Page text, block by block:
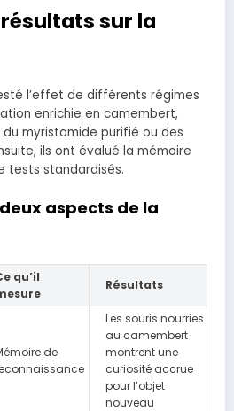
sur la
l’effet de différents régimes
enrichie en camembert,
myristamide purifié ou des
ils ont évalué la mémoire
tests standardisés.
aspects de la
qu’il
Résultats
de
Les souris nourries
au camembert
montrent une
curiosité accrue
pour l’objet
nouveau